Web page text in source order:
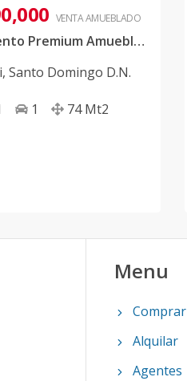
VENTA AMUEBLADO
Apartamento Premium Amueblado de 1 habitación en Piantini
, Santo Domingo D.N.
1 74 Mt2
Menu
Comprar
Alquilar
Agentes